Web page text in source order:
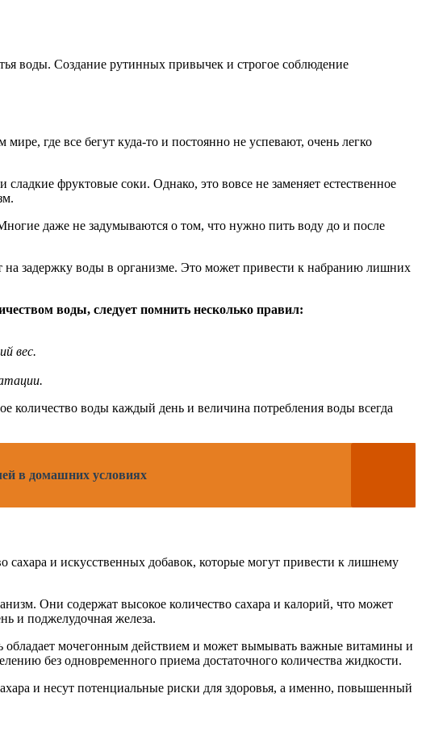
воды. Создание рутинных привычек и строгое соблюдение
где все бегут куда-то и постоянно не успевают, очень легко
фруктовые соки. Однако, это вовсе не заменяет естественное
даже не задумываются о том, что нужно пить воду до и после
задержку воды в организме. Это может привести к набранию лишних
воды, следует помнить несколько правил:
вес.
количество воды каждый день и величина потребления воды всегда
в домашних условиях
и искусственных добавок, которые могут привести к лишнему
Они содержат высокое количество сахара и калорий, что может
и поджелудочная железа.
обладает мочегонным действием и может вымывать важные витамины и
без одновременного приема достаточного количества жидкости.
и несут потенциальные риски для здоровья, а именно, повышенный